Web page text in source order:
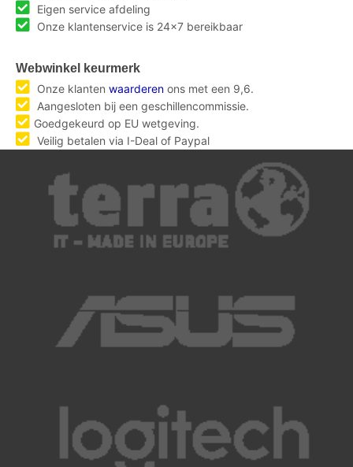
Eigen service afdeling
Onze klantenservice is 24x7 bereikbaar
Webwinkel keurmerk
Onze klanten waarderen ons met een 9,6.
Aangesloten bij een geschillencommissie.
Goedgekeurd op EU wetgeving.
Veilig betalen via I-Deal of Paypal